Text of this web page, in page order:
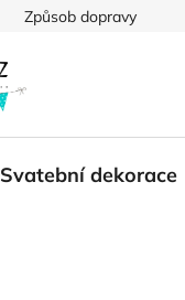
Způsob dopravy
Svatební dekorace